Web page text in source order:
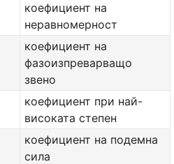
коефициент на
неравномерност
коефициент на
фазоизпреварващо
звено
коефициент при най-
високата степен
коефициент на подемна
сила